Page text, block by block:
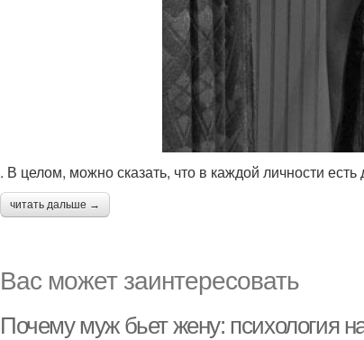
. В целом, можно сказать, что в каждой личности
читать дальше →
Вас может заинтересовать
Почему муж бьет жену: психология